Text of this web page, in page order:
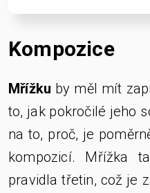
Kompozice
Mřížku by měl mít
to, jak pokročilé jeho
na to, proč, je
kompozicí. Mřížka
pravidla třetin, což je